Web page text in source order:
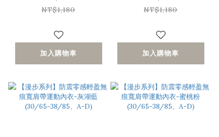
C)
NT$1,180
加入購物車
C)
NT$1,180
加入購物車